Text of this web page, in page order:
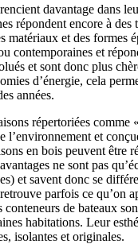
davantage dans
répondent encore à des
matériaux et des formes
contemporaines et
et sont donc plus
d’énergie, cela
années.
répertoriées comme
l’environnement et
en bois peuvent être
ne sont pas
et savent donc se
parfois ce qu’on
conteneurs de bateaux
habitations. Leur
isolantes et originales.